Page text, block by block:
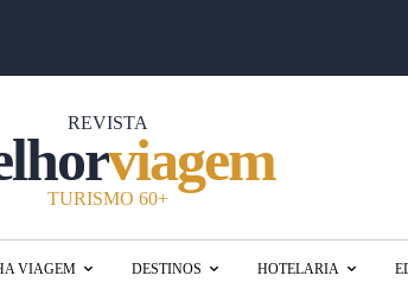
REVISTA
viagem
TURISMO 60+
VIAGEM DESTINOS HOTELARIA